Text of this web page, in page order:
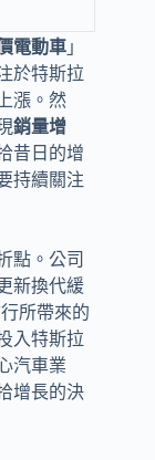
電動車 」
於特斯拉
漲。然
銷量增
昔日的增
持續關注
點。公司
新換代緩
所帶來的
入特斯拉
汽車業
增長的決